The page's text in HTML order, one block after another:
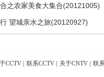
之农家美食大集合(20121005)
望城亲水之旅(20120927)
CCTV 联系CCTV 关于CNTV 联